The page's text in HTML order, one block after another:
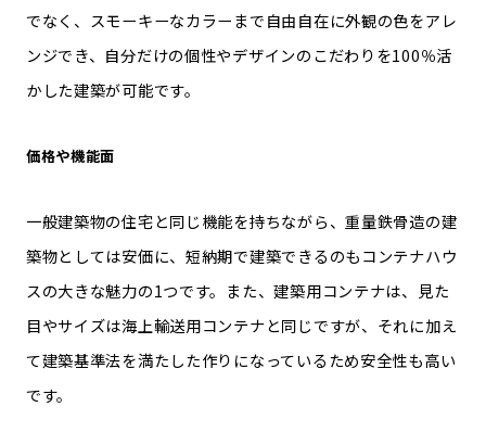
でなく、スモーキーなカラーまで自由自在に外観の色をアレ
ンジでき、自分だけの個性やデザインのこだわりを100％活
かした建築が可能です。
価格や機能面
一般建築物の住宅と同じ機能を持ちながら、重量鉄骨造の建
築物としては安価に、短納期で建築できるのもコンテナハウ
スの大きな魅力の1つです。また、建築用コンテナは、見た
目やサイズは海上輸送用コンテナと同じですが、それに加え
て建築基準法を満たした作りになっているため安全性も高い
です。